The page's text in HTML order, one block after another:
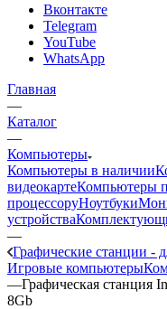
Вконтакте
Telegram
YouTube
WhatsApp
Главная
—
Каталог
—
Компьютеры
Компьютеры в наличии
видеокартеКомпьютеры
процессоруНоутбуки
устройства
—
Графические станции -
Игровые компьютеры
—Графическая станция
8Gb